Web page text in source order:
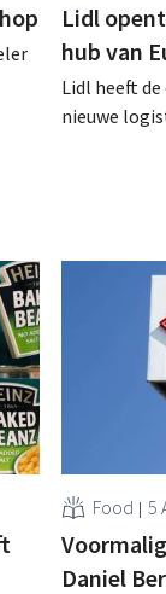
Lidl
hub van
Lidl heeft
nieuwe
Food 5
Daniel